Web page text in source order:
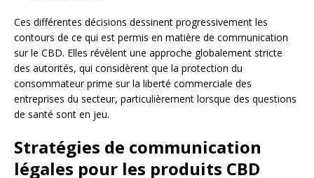
Ces différentes décisions dessinent progressivement les
contours de ce qui est permis en matière de communication
sur le CBD. Elles révèlent une approche globalement stricte
des autorités, qui considèrent que la protection du
consommateur prime sur la liberté commerciale des
entreprises du secteur, particulièrement lorsque des questions
de santé sont en jeu.
Stratégies de communication
légales pour les produits CBD